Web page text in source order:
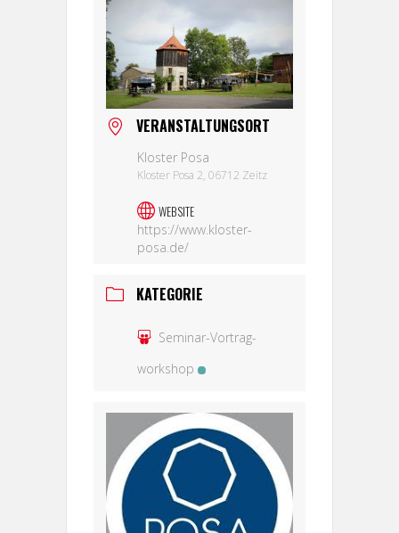
VERANSTALTUNGSORT
Kloster Posa
Kloster Posa 2, 06712 Zeitz
WEBSITE
https://www.kloster-
posa.de/
KATEGORIE
Seminar-Vortrag-
workshop